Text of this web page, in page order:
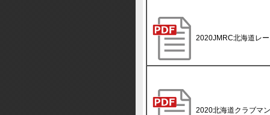
2020JMRC北海道レ
2020北海道クラブマ